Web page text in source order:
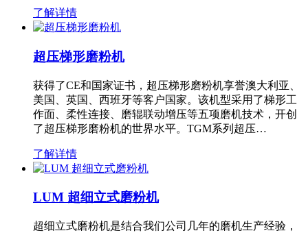
了解详情
超压梯形磨粉机
获得了CE和国家证书，超压梯形磨粉机享誉澳大利亚、
美国、英国、西班牙等客户国家。该机型采用了梯形工
作面、柔性连接、磨辊联动增压等五项磨机技术，开创
了超压梯形磨粉机的世界水平。TGM系列超压…
了解详情
LUM 超细立式磨粉机
超细立式磨粉机是结合我们公司几年的磨机生产经验，